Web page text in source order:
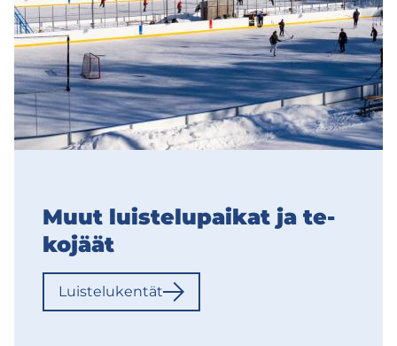
Muut luis­te­lu­pai­kat ja te­
ko­jäät
Luis­te­lu­ken­tät